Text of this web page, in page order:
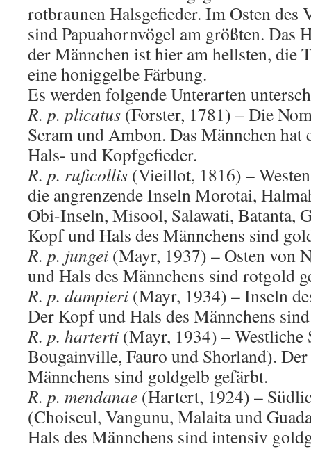
rotbraunen Halsgefieder. Im Osten des
sind Papuahornvögel am größten. Das
der Männchen ist hier am hellsten, die
eine honiggelbe Färbung.
Es werden folgende Unterarten
R. p. plicatus (Forster, 1781) – Die
Seram und Ambon. Das Männchen
Hals- und Kopfgefieder.
R. p. ruficollis (Vieillot, 1816) –
die angrenzende Inseln Morotai,
Obi-Inseln, Misool, Salawati, Batanta,
Kopf und Hals des Männchens sind
R. p. jungei (Mayr, 1937) – Osten von
und Hals des Männchens sind rotgold
R. p. dampieri (Mayr, 1934) – Inseln
Der Kopf und Hals des Männchens
R. p. harterti (Mayr, 1934) – Westliche
Bougainville, Fauro und Shorland).
Männchens sind goldgelb gefärbt.
R. p. mendanae (Hartert, 1924) –
(Choiseul, Vangunu, Malaita und
Hals des Männchens sind intensiv